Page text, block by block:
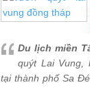
Du lịch miền
quýt Lai Vung,
tại thành phố Sa